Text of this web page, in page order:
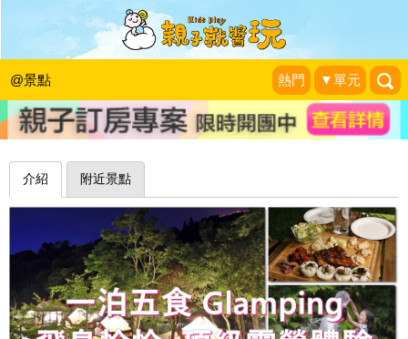
@景點 熱門 ▼單元
管家式服務、一泊五食Glamping，輕
鬆享受大自然～新竹飛鳥恰恰
美力媽帶著孩子去旅行|2018-09-15
介紹 附近景點